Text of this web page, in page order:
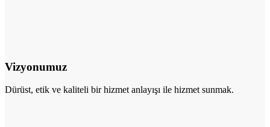
Vizyonumuz
Dürüst, etik ve kaliteli bir hizmet anlayışı ile hizmet sunmak.